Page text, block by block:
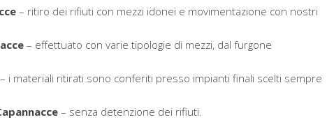
– ritiro dei rifiuti con mezzi idonei e movimentazione con nostri
– effettuato con varie tipologie di mezzi, dal furgone
i materiali ritirati sono conferiti presso impianti finali scelti sempre
– senza detenzione dei rifiuti.